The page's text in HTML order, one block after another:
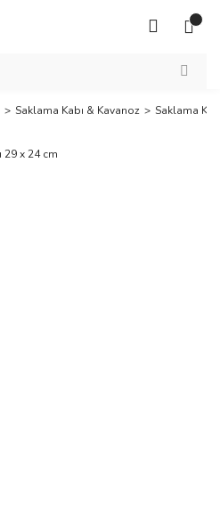
Saklama Kabı & Kavanoz Saklama